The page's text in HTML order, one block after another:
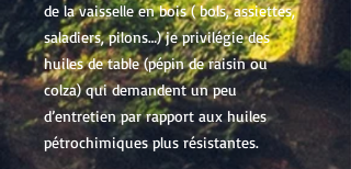
de la vaisselle en bois ( bols, assiettes,
saladiers, pilons…) je privilégie des
huiles de table (pépin de raisin ou
colza) qui demandent un peu
d’entretien par rapport aux huiles
pétrochimiques plus résistantes.